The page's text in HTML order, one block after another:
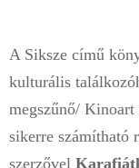
A Siksze című
kulturális
megszűnő/
sikerre számítható
szerzővel